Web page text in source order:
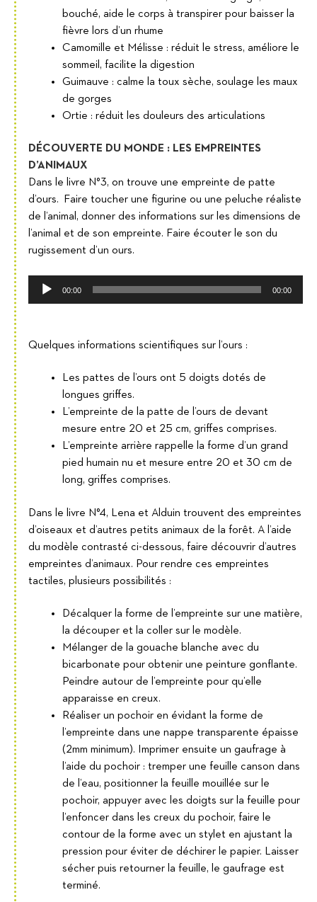
bouché, aide le corps à transpirer pour baisser la
fièvre lors d’un rhume
Camomille et Mélisse : réduit le stress, améliore le
sommeil, facilite la digestion
Guimauve : calme la toux sèche, soulage les maux
de gorges
Ortie : réduit les douleurs des articulations
DÉCOUVERTE DU MONDE : LES EMPREINTES
D’ANIMAUX
Dans le livre N°3, on trouve une empreinte de patte
d’ours. Faire toucher une figurine ou une peluche réaliste
de l’animal, donner des informations sur les dimensions de
l’animal et de son empreinte. Faire écouter le son du
rugissement d’un ours.
Lecteur
00:00 00:00
Quelques informations scientifiques sur l’ours :
Les pattes de l’ours ont 5 doigts dotés de
longues griffes.
L’empreinte de la patte de l’ours de devant
mesure entre 20 et 25 cm, griffes comprises.
L’empreinte arrière rappelle la forme d’un grand
pied humain nu et mesure entre 20 et 30 cm de
long, griffes comprises.
Dans le livre N°4, Lena et Alduin trouvent des empreintes
d’oiseaux et d’autres petits animaux de la forêt. A l’aide
du modèle contrasté ci-dessous, faire découvrir d’autres
empreintes d’animaux. Pour rendre ces empreintes
tactiles, plusieurs possibilités :
Décalquer la forme de l’empreinte sur une matière,
la découper et la coller sur le modèle.
Mélanger de la gouache blanche avec du
bicarbonate pour obtenir une peinture gonflante.
Peindre autour de l’empreinte pour qu’elle
apparaisse en creux.
Réaliser un pochoir en évidant la forme de
l’empreinte dans une nappe transparente épaisse
(2mm minimum). Imprimer ensuite un gaufrage à
l’aide du pochoir : tremper une feuille canson dans
de l’eau, positionner la feuille mouillée sur le
pochoir, appuyer avec les doigts sur la feuille pour
l’enfoncer dans les creux du pochoir, faire le
contour de la forme avec un stylet en ajustant la
pression pour éviter de déchirer le papier. Laisser
sécher puis retourner la feuille, le gaufrage est
terminé.